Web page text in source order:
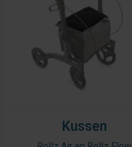
Kussen